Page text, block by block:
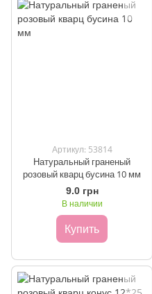
Артикул: 53814
Натуральный граненый
розовый кварц бусина 10 мм
9.0 грн
В наличии
Купить